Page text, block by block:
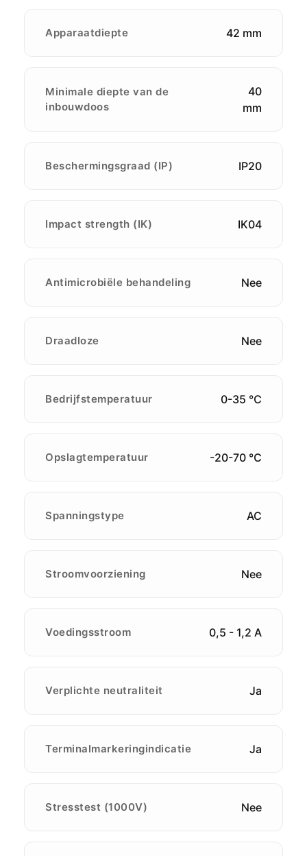
Apparaatdiepte 42 mm
Minimale diepte van de
inbouwdoos
40
mm
Beschermingsgraad (IP) IP20
Impact strength (IK) IK04
Antimicrobiële behandeling Nee
Draadloze Nee
Bedrijfstemperatuur 0-35 ℃
Opslagtemperatuur -20-70 ℃
Spanningstype AC
Stroomvoorziening Nee
Voedingsstroom 0,5 - 1,2 A
Verplichte neutraliteit Ja
Terminalmarkeringindicatie Ja
Stresstest (1000V) Nee